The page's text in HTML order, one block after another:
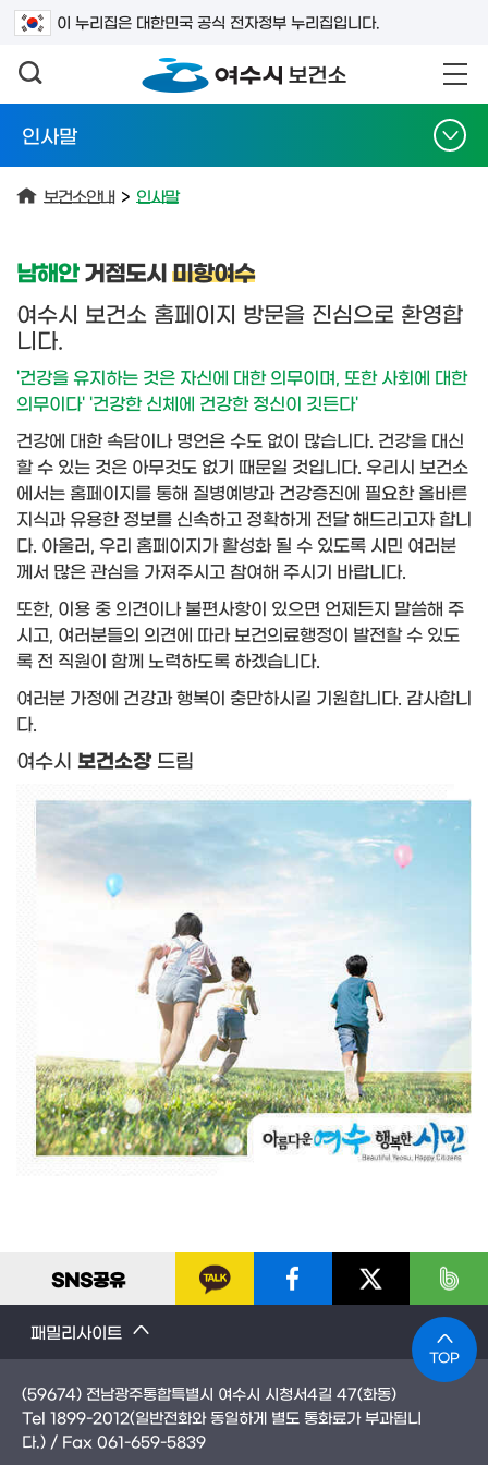
이 누리집은 대한민국 공식 전자정부 누리집입니다.
검색어를 입력하세요
인사말
보건소안내 > 인사말
남해안거점도시 미항여수
여수시 보건소 홈페이지 방문을 진심으로 환영합
니다.
'건강을 유지하는 것은 자신에 대한 의무이며, 또한 사회에 대한
의무이다' '건강한 신체에 건강한 정신이 깃든다'
건강에 대한 속담이나 명언은 수도 없이 많습니다. 건강을 대신
할 수 있는 것은 아무것도 없기 때문일 것입니다. 우리시 보건소
에서는 홈페이지를 통해 질병예방과 건강증진에 필요한 올바른
지식과 유용한 정보를 신속하고 정확하게 전달 해드리고자 합니
다. 아울러, 우리 홈페이지가 활성화 될 수 있도록 시민 여러분
께서 많은 관심을 가져주시고 참여해 주시기 바랍니다.
또한, 이용 중 의견이나 불편사항이 있으면 언제든지 말씀해 주
시고, 여러분들의 의견에 따라 보건의료행정이 발전할 수 있도
록 전 직원이 함께 노력하도록 하겠습니다.
여러분 가정에 건강과 행복이 충만하시길 기원합니다. 감사합니
다.
여수시 보건소장 드림
SNS공유
패밀리사이트
TOP
(59674) 전남광주통합특별시 여수시 시청서4길 47(화동)
Tel 1899-2012(일반전화와 동일하게 별도 통화료가 부과됩니
다.) / Fax 061-659-5839